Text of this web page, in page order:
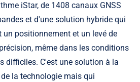
iStar, de 1408 canaux GNSS
et d'une solution hybride qui
un positionnement et un levé de
même dans les conditions
difficiles. C'est une solution à la
la technologie mais qui